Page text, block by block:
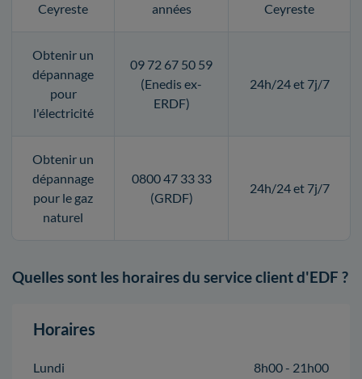
Ceyreste
années
Ceyreste
Obtenir un
dépannage
pour
l'électricité
09 72 67 50 59
(Enedis ex-
ERDF)
24h/24 et 7j/7
Obtenir un
dépannage
pour le gaz
naturel
0800 47 33 33
(GRDF)
24h/24 et 7j/7
Quelles sont les horaires du service client d'EDF ?
Horaires
Lundi
8h00 - 21h00